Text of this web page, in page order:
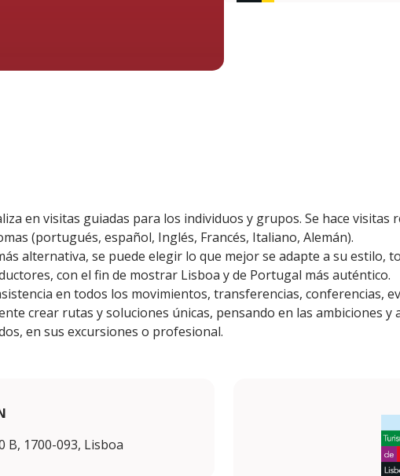
en visitas guiadas para los individuos y grupos. Se hace visitas
(portugués, español, Inglés, Francés, Italiano, Alemán).
alternativa, se puede elegir lo que mejor se adapte a su estilo,
con el fin de mostrar Lisboa y de Portugal más auténtico.
en todos los movimientos, transferencias, conferencias,
crear rutas y soluciones únicas, pensando en las ambiciones y
en sus excursiones o profesional.
B, 1700-093, Lisboa